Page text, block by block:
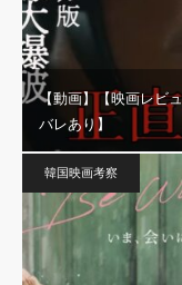
【動画】【映画レビ
バレあり】
韓国映画考察